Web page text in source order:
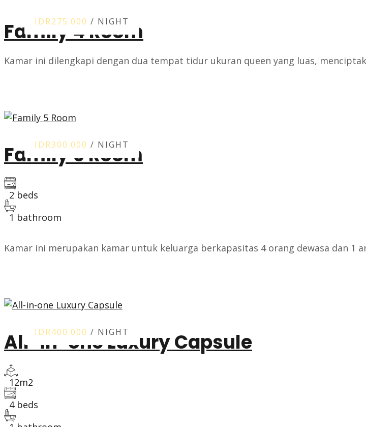
IDR275.000 / NIGHT
Family 4 Room
Kamar ini dilengkapi dengan dua tempat tidur ukuran queen yang luas,
IDR300.000 / NIGHT
Family 5 Room
2 beds
1 bathroom
Kamar ini merupakan kamar untuk keluarga berkapasitas 4 orang dewasa dan 1
IDR400.000 / NIGHT
All-in-one Luxury Capsule
12m2
4 beds